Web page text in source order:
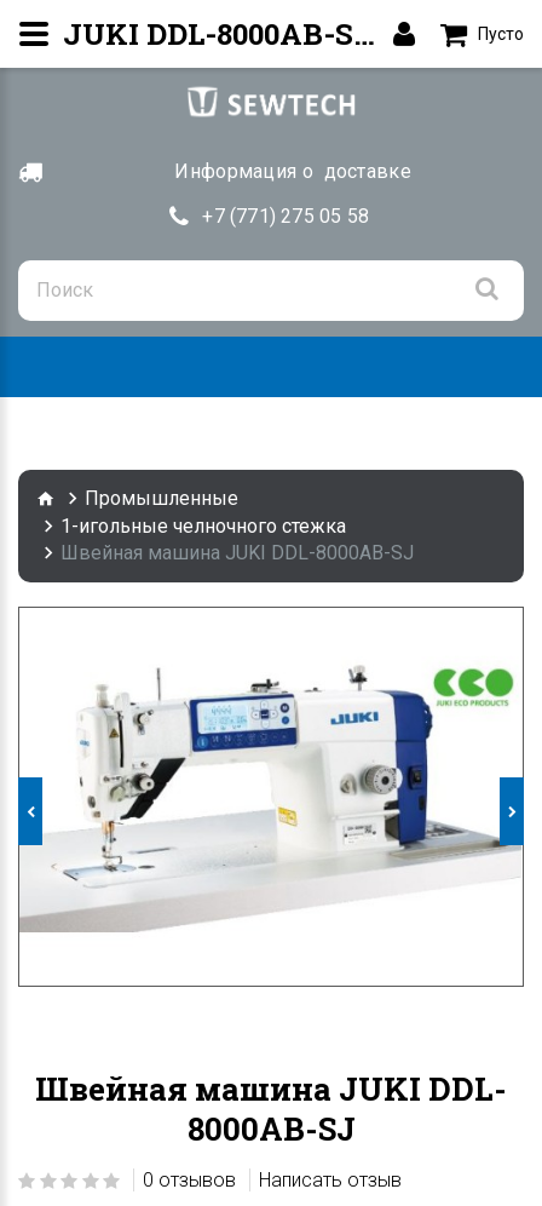
Информация о доставке
+7 (771) 275 05 58
Пусто
Промышленные
1-игольные челночного стежка
Швейная машина JUKI DDL-8000AB-SJ
Швейная машина JUKI DDL-
8000AB-SJ
0 отзывов
Написать отзыв
JUKI DDL-8000AB-SJ — Прямострочная машина | Купить Алматы